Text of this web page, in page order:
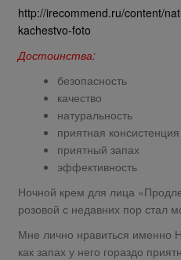
http://irecommend.ru/content/
kachestvo-foto
Достоинства:
безопасность
качество
натуральность
приятная консистенция
приятный запах
эффективность
Ночной крем для лица
розовой с недавних пор
Мне лично нравиться именно
как запах у него гораздо